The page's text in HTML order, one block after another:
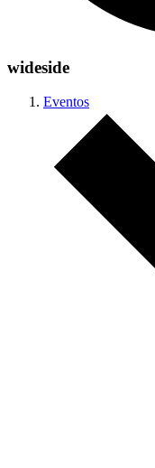
wideside
Eventos